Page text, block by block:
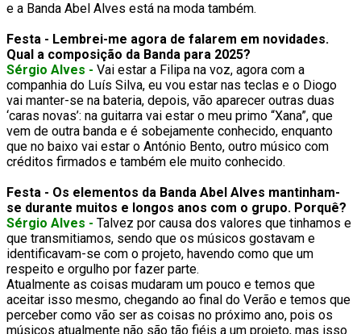
e a Banda Abel Alves está na moda também.
Festa - Lembrei-me agora de falarem em novidades.
Qual a composição da Banda para 2025?
Sérgio Alves - Vai estar a Filipa na voz, agora com a
companhia do Luís Silva, eu vou estar nas teclas e o Diogo
vai manter-se na bateria, depois, vão aparecer outras duas
‘caras novas’: na guitarra vai estar o meu primo “Xana”, que
vem de outra banda e é sobejamente conhecido, enquanto
que no baixo vai estar o António Bento, outro músico com
créditos firmados e também ele muito conhecido.
Festa - Os elementos da Banda Abel Alves mantinham-
se durante muitos e longos anos com o grupo. Porquê?
Sérgio Alves - Talvez por causa dos valores que tinhamos e
que transmitiamos, sendo que os músicos gostavam e
identificavam-se com o projeto, havendo como que um
respeito e orgulho por fazer parte.
Atualmente as coisas mudaram um pouco e temos que
aceitar isso mesmo, chegando ao final do Verão e temos que
perceber como vão ser as coisas no próximo ano, pois os
músicos atualmente não são tão fiéis a um projeto, mas isso